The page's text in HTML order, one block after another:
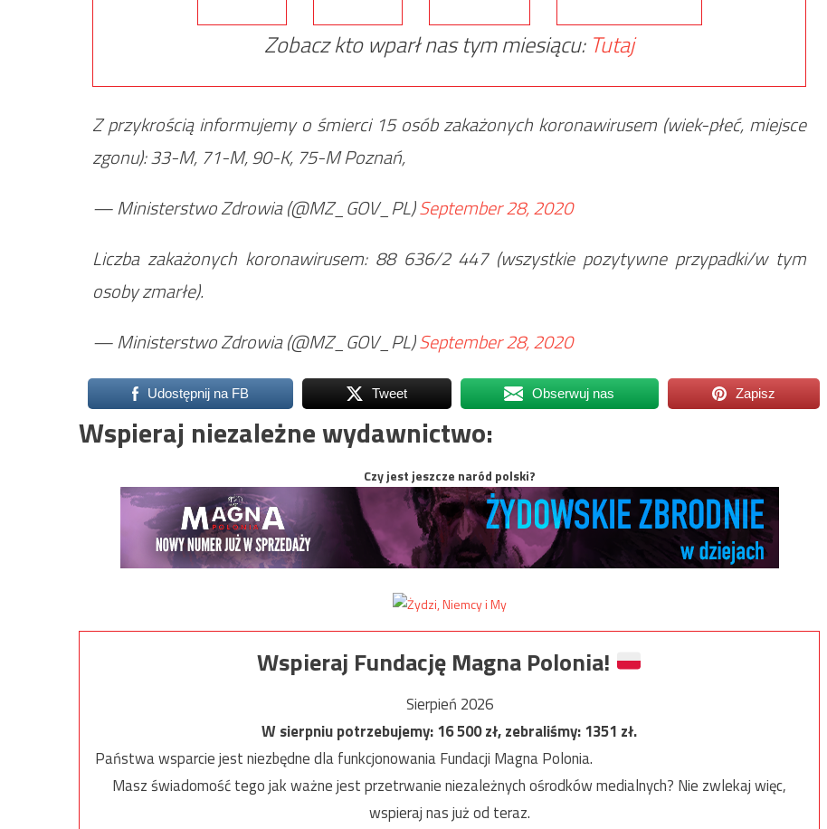
Zobacz kto wparł nas tym miesiącu: Tutaj
Z przykrością informujemy o śmierci 15 osób zakażonych koronawirusem (wiek-płeć, miejsce
zgonu): 33-M, 71-M, 90-K, 75-M Poznań,
— Ministerstwo Zdrowia (@MZ_GOV_PL)September 28, 2020
Liczba zakażonych koronawirusem: 88 636/2 447 (wszystkie pozytywne przypadki/w tym
osoby zmarłe).
— Ministerstwo Zdrowia (@MZ_GOV_PL)September 28, 2020
Udostępnij na FB Tweet Obserwuj nas Zapisz
Wspieraj niezależne wydawnictwo:
Czy jest jeszcze naród polski?
Wspieraj Fundację Magna Polonia!
Sierpień 2026
W sierpniu potrzebujemy:16 500zł, zebraliśmy:1351 zł.
Państwa wsparcie jest niezbędne dla funkcjonowania Fundacji Magna Polonia.
Masz świadomość tego jak ważne jest przetrwanie niezależnych ośrodków medialnych? Nie zwlekaj więc,
wspieraj nas już od teraz.